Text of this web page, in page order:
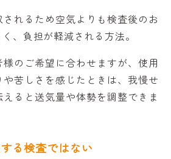
れるため空気よりも検査後のお
、負担が軽減される方法。
のご希望に合わせますが、使用
苦しさを感じたときは、我慢せ
ると送気量や体勢を調整できま
る検査ではない